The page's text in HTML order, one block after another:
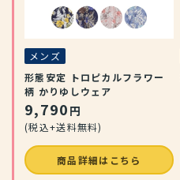
メンズ
形態安定 トロピカルフラワー
柄 かりゆしウェア
9,790 円
(税込+送料無料)
商品詳細はこちら